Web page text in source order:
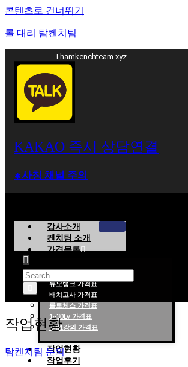
콘텐츠로 건너뛰기
롤 대리 탐켄치팀
Thamkenchteam.xyz
KAKAO 즉시 상담연결
⁕사칭 채널 주의
강사소개
켄치팀 소개
가격목록
듀오랭크 가격표
배치고사 가격표
롤토체스 가격표
1~30Lv 가격표
1대1강의 가격표
작업현황
작업후기
작업현황
탐켄치팀 문의